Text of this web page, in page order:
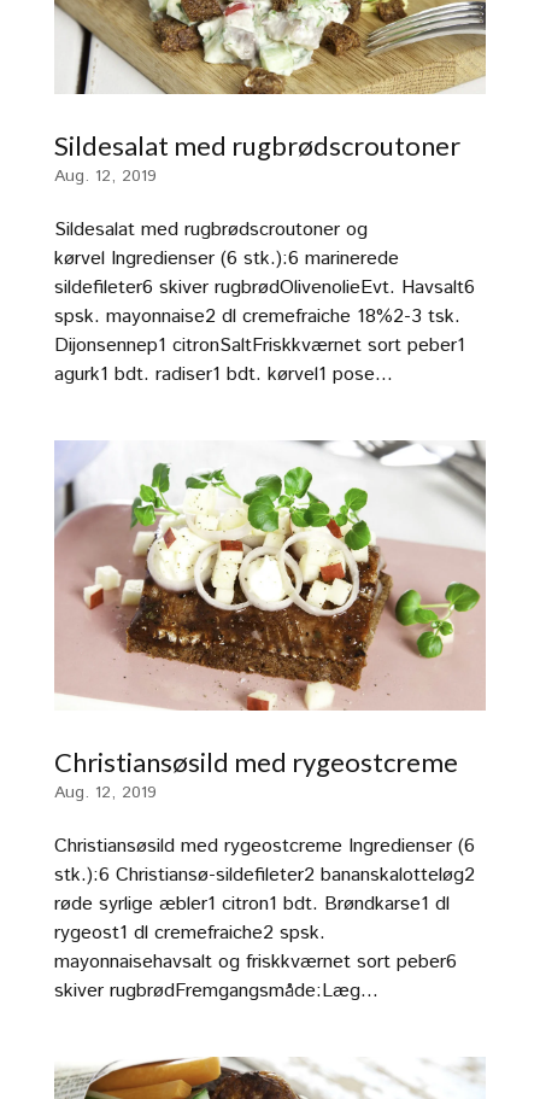
Sildesalat med rugbrødscroutoner
Aug. 12, 2019
Sildesalat med rugbrødscroutoner og
kørvel Ingredienser (6 stk.):6 marinerede
sildefileter6 skiver rugbrødOlivenolieEvt. Havsalt6
spsk. mayonnaise2 dl cremefraiche 18%2-3 tsk.
Dijonsennep1 citronSaltFriskkværnet sort peber1
agurk1 bdt. radiser1 bdt. kørvel1 pose...
Christiansøsild med rygeostcreme
Aug. 12, 2019
Christiansøsild med rygeostcreme Ingredienser (6
stk.):6 Christiansø-sildefileter2 bananskalotteløg2
røde syrlige æbler1 citron1 bdt. Brøndkarse1 dl
rygeost1 dl cremefraiche2 spsk.
mayonnaisehavsalt og friskkværnet sort peber6
skiver rugbrødFremgangsmåde:Læg...